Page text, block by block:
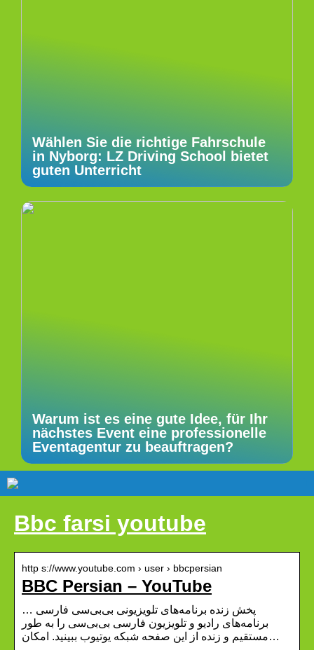
Wählen Sie die richtige Fahrschule
in Nyborg: LZ Driving School bietet
guten Unterricht
Warum ist es eine gute Idee, für Ihr
nächstes Event eine professionelle
Eventagentur zu beauftragen?
Bbc farsi youtube
http s://www.youtube.com › user › bbcpersian
BBC Persian – YouTube
پخش زنده برنامه‌های تلویزیونی بى‌بى‌سى فارسی …
برنامه‌های رادیو و تلويزيون فارسی بی‌بی‌سی را به طور
مستقيم و زنده از اين صفحه شبکه یوتیوب ببینید. امکان…